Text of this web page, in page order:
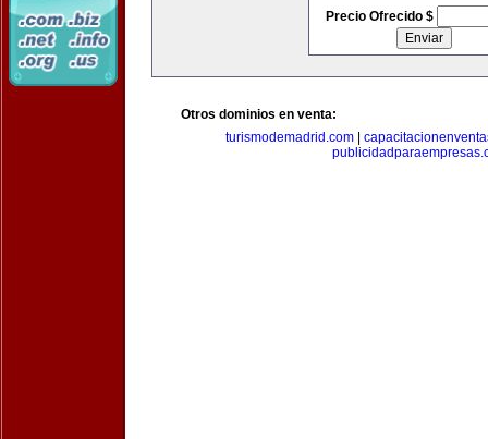
Precio Ofrecido $
Otros dominios en venta:
turismodemadrid.com|